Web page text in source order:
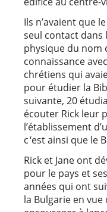
Ils n’avaient que
seul contact dans
physique du nom
connaissance
chrétiens qui
pour étudier la
suivante, 20
écouter Rick leur
l’établissement
c ‘est ainsi que le
Rick et Jane ont
pour le pays et
années qui ont
la Bulgarie en